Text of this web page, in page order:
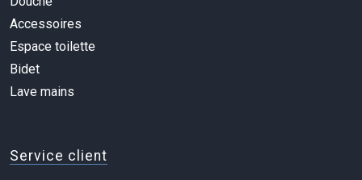
Accessoires
Espace toilette
Bidet
Lave mains
Service client